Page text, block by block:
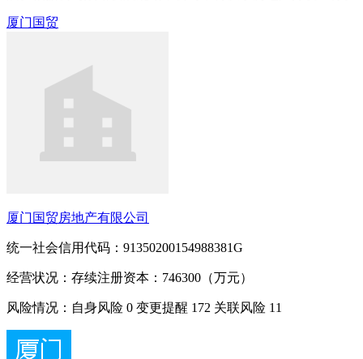
厦门国贸
厦门国贸房地产有限公司
统一社会信用代码：91350200154988381G
经营状况：存续注册资本：746300（万元）
风险情况：自身风险 0 变更提醒 172 关联风险 11